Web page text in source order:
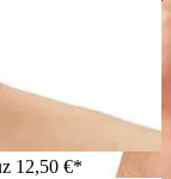
12,50 €*